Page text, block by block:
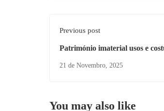
Previous post
Património imaterial usos e
21 de Novembro, 2025
You may also like